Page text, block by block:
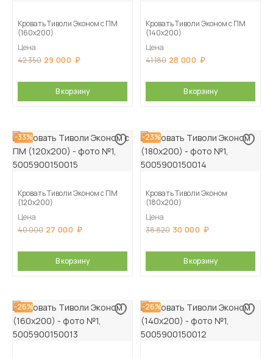
Кровать Тиволи Эконом с ПМ
(160х200)
Цена
42 350 29 000
В корзину
Кровать Тиволи Эконом с ПМ
(140х200)
Цена
41 180 28 000
В корзину
-33%
Кровать Тиволи Эконом с ПМ
(120х200)
Цена
40 000 27 000
В корзину
-23%
Кровать Тиволи Эконом
(180х200)
Цена
38 820 30 000
В корзину
-26% -26%